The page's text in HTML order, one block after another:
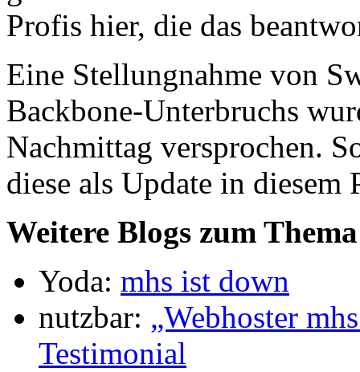
Profis hier, die das
Eine Stellungnahme von
Backbone-Unterbruchs
Nachmittag versprochen.
diese als Update in diesem
Weitere Blogs zum
Yoda: mhs ist down
nutzbar: „Webhoster
Testimonial